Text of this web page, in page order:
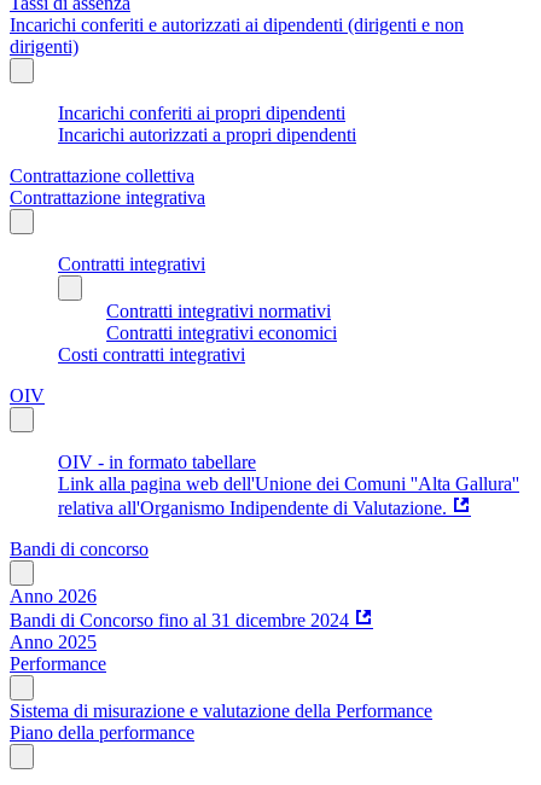
Incarichi conferiti e autorizzati ai dipendenti (dirigenti e non
dirigenti)
Incarichi conferiti ai propri dipendenti
Incarichi autorizzati a propri dipendenti
Contrattazione collettiva
Contrattazione integrativa
Contratti integrativi
Contratti integrativi normativi
Contratti integrativi economici
Costi contratti integrativi
OIV
OIV - in formato tabellare
Link alla pagina web dell'Unione dei Comuni ''Alta Gallura''
relativa all'Organismo Indipendente di Valutazione.
Bandi di concorso
Anno 2026
Bandi di Concorso fino al 31 dicembre 2024
Anno 2025
Performance
Sistema di misurazione e valutazione della Performance
Piano della performance